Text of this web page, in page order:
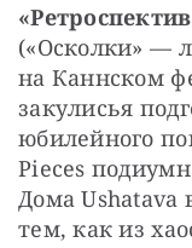
(«Осколки» —
на Каннском
закулисья
юбилейного
Pieces
Дома Ushatava
тем, как из